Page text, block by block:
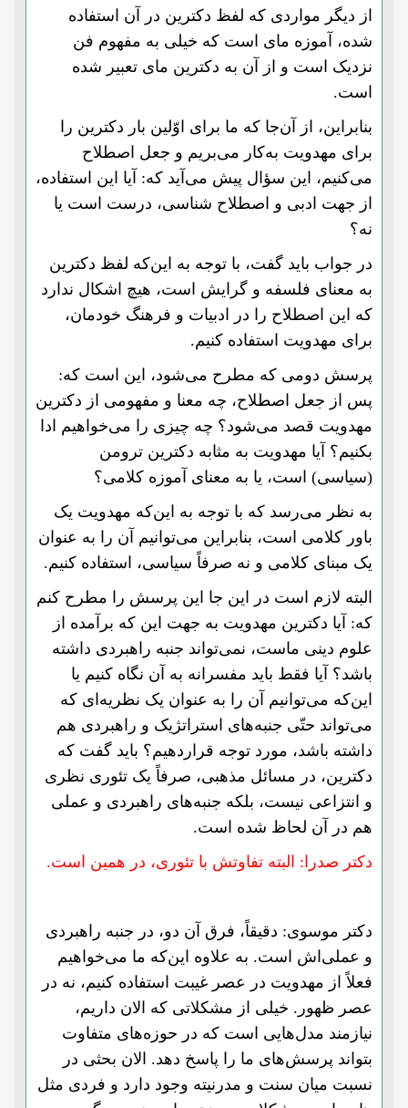
از دیگر مواردی که لفظ دکترین در آن استفاده
شده، آموزه مای است که خیلی به مفهوم فن
نزدیک است و از آن به دکترین مای تعبیر شده
است.
بنابراین، از آن‌جا که ما برای اوّلین بار دکترین را
برای مهدویت به‌کار می‌بریم و جعل اصطلاح
می‌کنیم، این سؤال پیش می‌آید که: آیا این استفاده،
از جهت ادبی و اصطلاح شناسی، درست است یا
نه؟
در جواب باید گفت، با توجه به این‌که لفظ دکترین
به معنای فلسفه و گرایش است، هیچ اشکال ندارد
که این اصطلاح را در ادبیات و فرهنگ خودمان،
برای مهدویت استفاده کنیم.
پرسش دومی که مطرح می‌شود، این است که:
پس از جعل اصطلاح، چه معنا و مفهومی از دکترین
مهدویت قصد می‌شود؟ چه چیزی را می‌خواهیم ادا
بکنیم؟ آیا مهدویت به مثابه دکترین ترومن
(سیاسی) است، یا به معنای آموزه کلامی؟
به نظر می‌رسد که با توجه به این‌که مهدویت یک
باور کلامی است، بنابراین می‌توانیم آن را به عنوان
یک مبنای کلامی و نه صرفاً سیاسی، استفاده کنیم.
البته لازم است در این جا این پرسش را مطرح کنم
که: آیا دکترین مهدویت به جهت این که برآمده از
علوم دینی ماست، نمی‌تواند جنبه راهبردی داشته
باشد؟ آیا فقط باید مفسرانه به آن نگاه کنیم یا
این‌که می‌توانیم آن را به عنوان یک نظریه‌ای که
می‌تواند حتّی جنبه‌های استراتژیک و راهبردی هم
داشته باشد، مورد توجه قراردهیم؟ باید گفت که
دکترین، در مسائل مذهبی، صرفاً یک تئوری نظری
و انتزاعی نیست، بلکه جنبه‌های راهبردی و عملی
هم در آن لحاظ شده است.
دکتر صدرا: البته تفاوتش با تئوری، در همین است.
دکتر موسوی: دقیقاً، فرق آن دو، در جنبه راهبردی
و عملی‌اش است. به علاوه این‌که ما می‌خواهیم
فعلاً از مهدویت در عصر غیبت استفاده کنیم، نه در
عصر ظهور. خیلی از مشکلاتی که الان داریم،
نیازمند مدل‌هایی است که در حوزه‌های متفاوت
بتواند پرسش‌های ما را پاسخ دهد. الان بحثی در
نسبت میان سنت و مدرنیته وجود دارد و فردی مثل‌